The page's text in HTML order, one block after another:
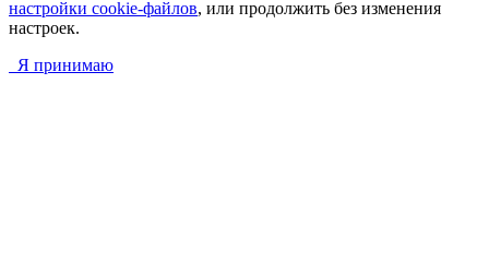
настройки cookie-файлов, или продолжить без изменения
настроек.
Я принимаю